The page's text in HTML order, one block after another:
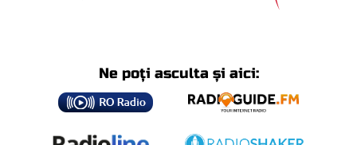
Ne poți asculta și aici: